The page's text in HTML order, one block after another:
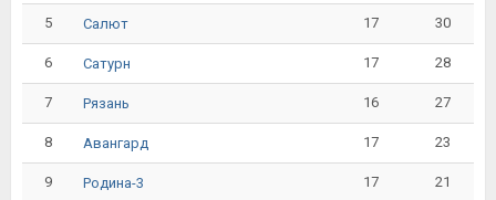
5 Салют 17 30
6 Сатурн 17 28
7 Рязань 16 27
8 Авангард 17 23
9 Родина-3 17 21